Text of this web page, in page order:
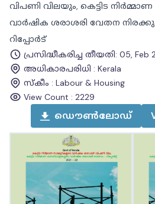
വിപണി വിലയും, കെട്ടിട
വാർഷിക ശരാശരി വേതന നിരക്കും
റിപ്പോർട്
പ്രസിദ്ധീകരിച്ച തീയതി: 05, Feb
അധികാരപരിധി : Kerala
സ്കീം : Labour & Housing
View Count : 2229
ഡൌൺലോഡ്